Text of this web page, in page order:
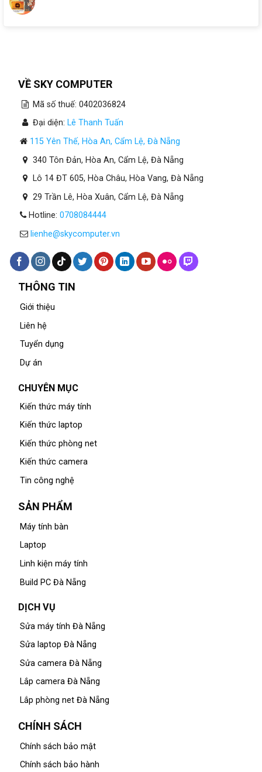
VỀ SKY COMPUTER
Mã số thuế: 0402036824
Đại diện: Lê Thanh Tuấn
115 Yên Thế, Hòa An, Cẩm Lệ, Đà Nẵng
340 Tôn Đản, Hòa An, Cẩm Lệ, Đà Nẵng
Lô 14 ĐT 605, Hòa Châu, Hòa Vang, Đà Nẵng
29 Trần Lê, Hòa Xuân, Cẩm Lệ, Đà Nẵng
Hotline: 0708084444
lienhe@skycomputer.vn
THÔNG TIN
Giới thiệu
Liên hệ
Tuyển dụng
Dự án
CHUYÊN MỤC
Kiến thức máy tính
Kiến thức laptop
Kiến thức phòng net
Kiến thức camera
Tin công nghệ
SẢN PHẨM
Máy tính bàn
Laptop
Linh kiện máy tính
Build PC Đà Nẵng
DỊCH VỤ
Sửa máy tính Đà Nẵng
Sửa laptop Đà Nẵng
Sửa camera Đà Nẵng
Lắp camera Đà Nẵng
Lắp phòng net Đà Nẵng
CHÍNH SÁCH
Chính sách bảo mật
Chính sách bảo hành